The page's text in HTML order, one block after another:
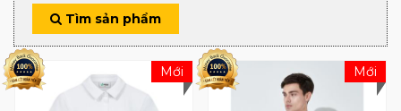
Tìm sản phẩm
Mới Mới